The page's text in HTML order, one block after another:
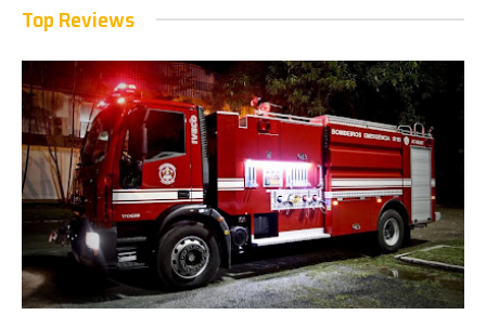
Top Reviews